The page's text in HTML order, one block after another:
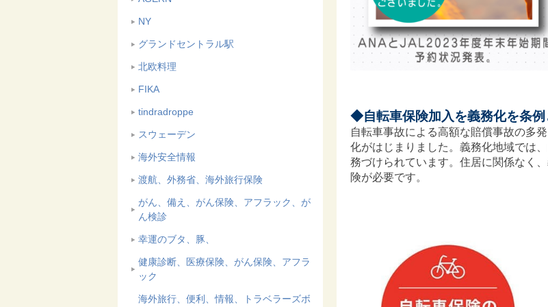
NY
グランドセントラル駅
北欧料理
FIKA
tindradroppe
スウェーデン
海外安全情報
渡航、外務省、海外旅行保険
がん、備え、がん保険、アフラック、が
ん検診
幸運のブタ、豚、
健康診断、医療保険、がん保険、アフラ
ック
海外旅行、便利、情報、トラベラーズボ
◆自転車保険加入を義務化を条例
自転車事故による高額な賠償事故の多
化がはじまりました。義務化地域では
務づけられています。住居に関係なく
険が必要です。